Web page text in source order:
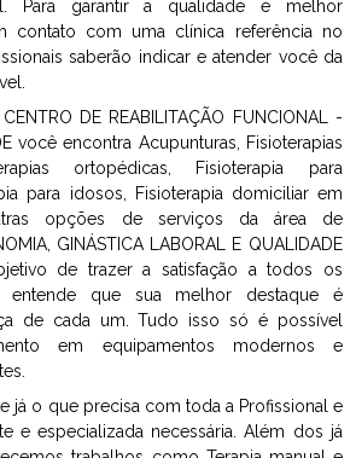
Para garantir a qualidade e melhor
contato com uma clínica referência no
saberão indicar e atender você da
DE REABILITAÇÃO FUNCIONAL -
você encontra Acupunturas, Fisioterapias
ortopédicas, Fisioterapia para
para idosos, Fisioterapia domiciliar em
opções de serviços da área de
GINÁSTICA LABORAL E QUALIDADE
de trazer a satisfação a todos os
entende que sua melhor destaque é
de cada um. Tudo isso só é possível
em equipamentos modernos e
já o que precisa com toda a Profissional e
e especializada necessária. Além dos já